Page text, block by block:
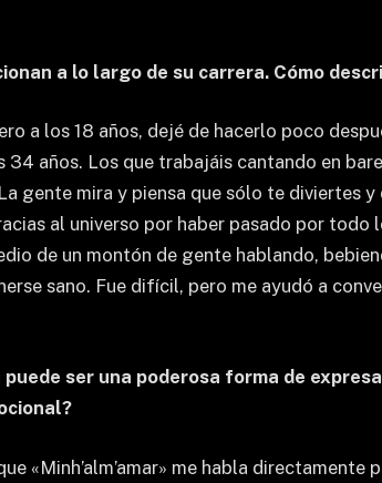
a lo largo de su carrera. Cómo
a los 18 años, dejé de hacerlo poco
34 años. Los que trabajáis cantando en
gente mira y piensa que sólo te diviertes
al universo por haber pasado por
de un montón de gente hablando,
sano. Fue difícil, pero me ayudó a
puede ser una poderosa forma de
«Minh’alm’amar» me habla